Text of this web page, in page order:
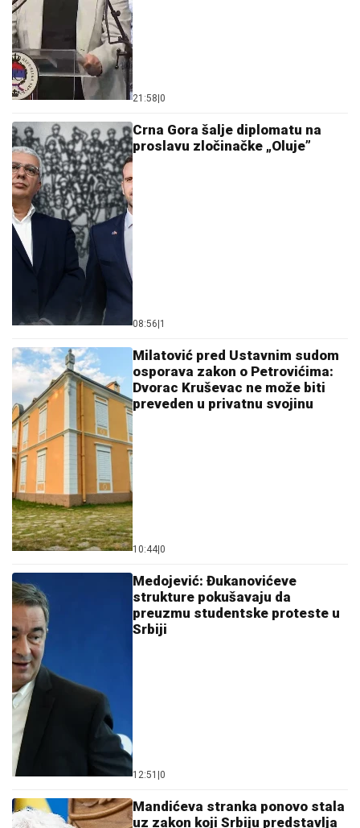
21:58|0
Crna Gora šalje diplomatu na
proslavu zločinačke „Oluje”
08:56|1
Milatović pred Ustavnim sudom
osporava zakon o Petrovićima:
Dvorac Kruševac ne može biti
preveden u privatnu svojinu
10:44|0
Medojević: Đukanovićeve
strukture pokušavaju da
preuzmu studentske proteste u
Srbiji
12:51 |0
Mandićeva stranka ponovo stala
uz zakon koji Srbiju predstavlja